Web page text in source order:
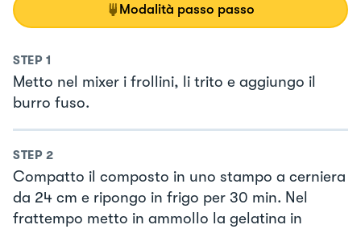
Modalità passo passo
STEP 1
Metto nel mixer i frollini, li trito e aggiungo il
burro fuso.
STEP 2
Compatto il composto in uno stampo a cerniera
da 24 cm e ripongo in frigo per 30 min. Nel
frattempo metto in ammollo la gelatina in